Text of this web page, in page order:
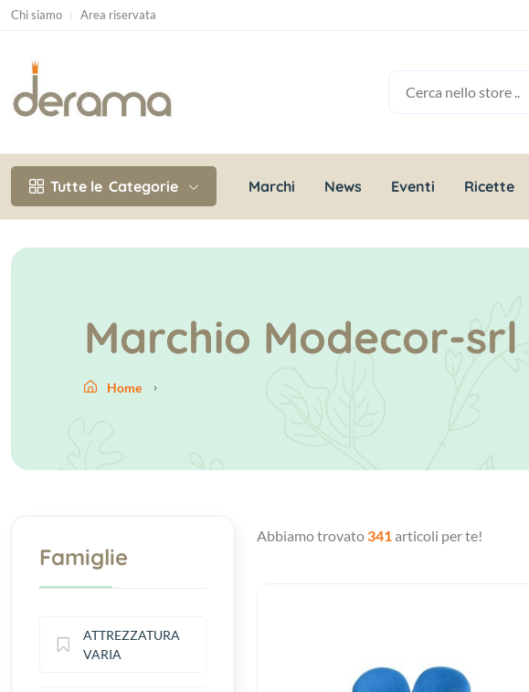
Chi siamo Area riservata
Tutte le Categorie Marchi News Eventi Ricette
Marchio Modecor-srl
Home
Abbiamo trovato 341 articoli per te!
Famiglie
ATTREZZATURA
VARIA